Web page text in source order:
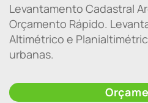
Levantamento Cadastral
Orçamento Rápido.
Altimétrico e
urbanas.